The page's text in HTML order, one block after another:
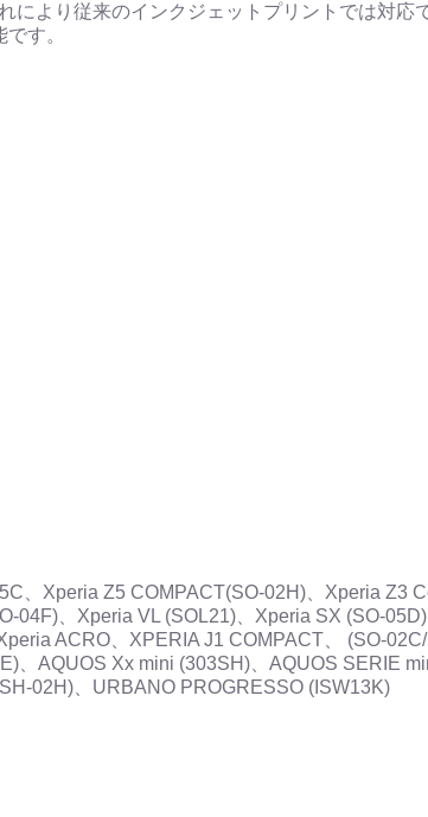
より従来のインクジェットプリントでは対応
す。
、Xperia Z5 COMPACT(SO-02H)、Xperia Z3
04F)、Xperia VL (SOL21)、Xperia SX (SO-05D)
ACRO、XPERIA J1 COMPACT、 (SO-
、AQUOS Xx mini (303SH)、AQUOS SERIE
02H)、URBANO PROGRESSO (ISW13K)